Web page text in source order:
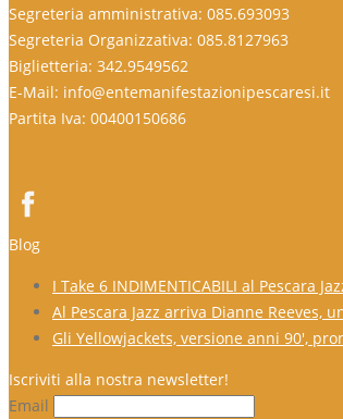
Segreteria amministrativa: 085.693093
Segreteria Organizzativa: 085.8127963
Biglietteria: 342.9549562
E-Mail: info@entemanifestazionipescaresi.it
Partita Iva: 00400150686
Blog
I Take 6 INDIMENTICABILI al Pescara
Al Pescara Jazz arriva Dianne
Gli Yellowjackets, versione anni 90′,
Iscriviti alla nostra newsletter!
Email